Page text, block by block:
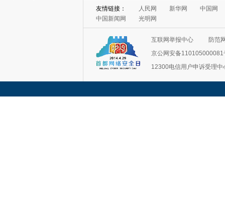
友情链接： 人民网 新华网
中国网
中国新闻网
光明网
互联网举报中心
防范
京公网安备110105000081
12300电信用户申诉受理中